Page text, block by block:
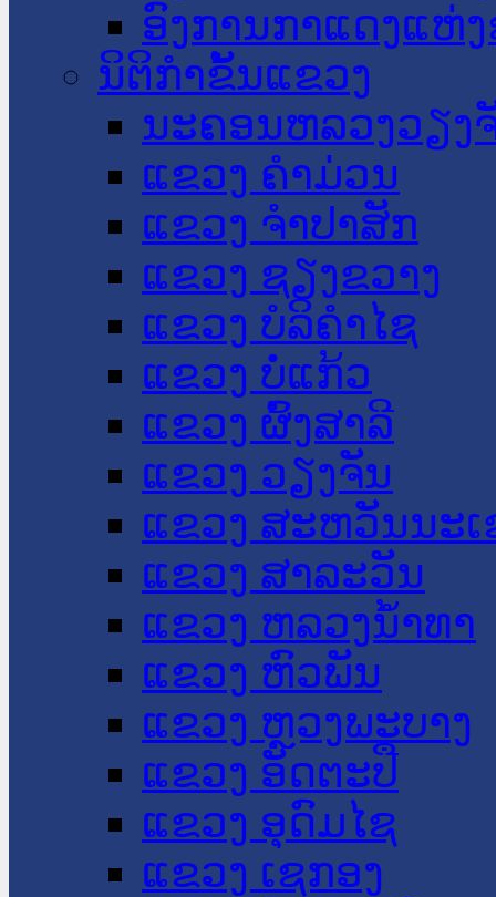
ອົງການກາແດງແຫ່
ນິຕິກໍາຂັ້ນແຂວງ
ນະ​ຄອນ​ຫລວງວຽງ
ແຂວງ ຄໍາມ່ວນ
ແຂວງ ຈໍາປາສັກ
ແຂວງ ຊຽງຂວາງ
ແຂວງ ບໍລິຄໍາໄຊ
ແຂວງ ບໍ່ແກ້ວ
ແຂວງ ຜົ້ງສາລີ
ແຂວງ ວຽງຈັນ
ແຂວງ ສະຫວັນນະ
ແຂວງ ສາລະວັນ
ແຂວງ ຫລວງນໍ້າທາ
ແຂວງ ຫົວພັນ
ແຂວງ ຫຼວງພະບາງ
ແຂວງ ອັດຕະປື
ແຂວງ ອຸດົມໄຊ
ແຂວງ ເຊກອງ